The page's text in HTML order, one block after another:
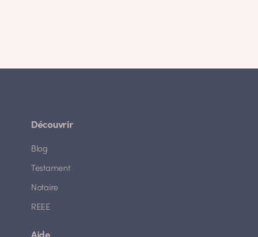
Découvrir
Blog
Testament
Notaire
REEE